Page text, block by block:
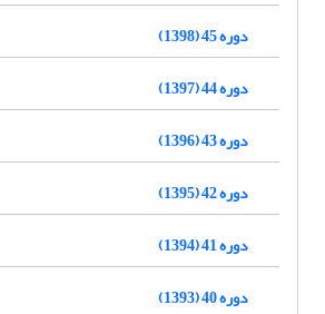
دوره 45 (1398)
دوره 44 (1397)
دوره 43 (1396)
دوره 42 (1395)
دوره 41 (1394)
دوره 40 (1393)